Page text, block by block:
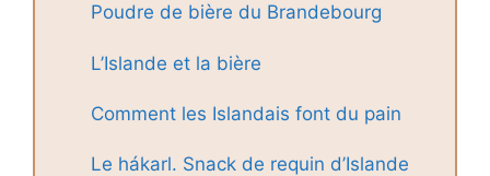
Poudre de bière du Brandebourg
L’Islande et la bière
Comment les Islandais font du pain
Le hákarl. Snack de requin d’Islande